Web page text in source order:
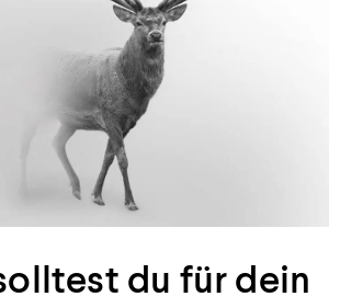
du für dein